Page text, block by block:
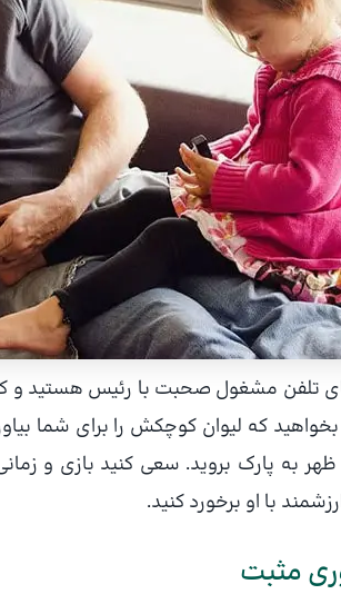
تلفن مشغول صحبت با رئیس هستید و
بخواهید که لیوان کوچکش را برای شما
به پارک بروید. سعی کنید بازی و
با او برخورد کنید.